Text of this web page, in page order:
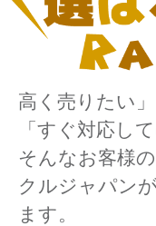
高く売りたい
「すぐ対応し
そんなお客様
クルジャパン
ます。